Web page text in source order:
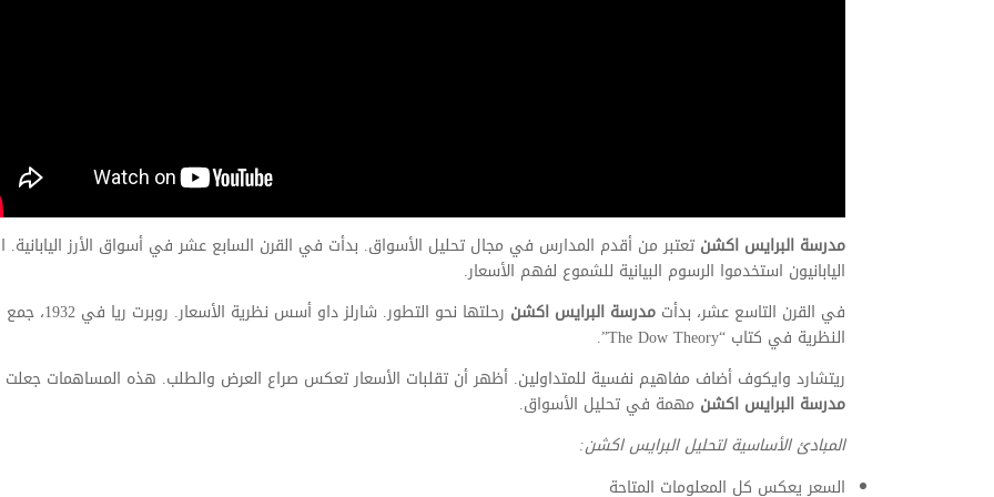
مدرسة البرايس اكشن تعتبر من أقدم المدارس في مجال تحليل الأسواق. بدأت في القرن السابع عشر في أسواق الأرز اليابانية.
اليابانيون استخدموا الرسوم البيانية للشموع لفهم الأسعار.
في القرن التاسع عشر، بدأتمدرسة البرايس اكشن
رحلتها نحو التطور. شارلز داو أسس نظرية
النظرية في كتاب “The Dow Theory”.
ريتشارد وايكوف أضاف مفاهيم نفسية للمتداولين. أظهر أن تقلبات الأسعار تعكس صراع العرض والطلب. هذه المساهمات جعلت
مدرسة البرايس اكشن مهمة في تحليل الأسواق.
المبادئ الأساسية لتحليل البرايس اكشن:
السعر يعكس كل المعلومات المتاحة